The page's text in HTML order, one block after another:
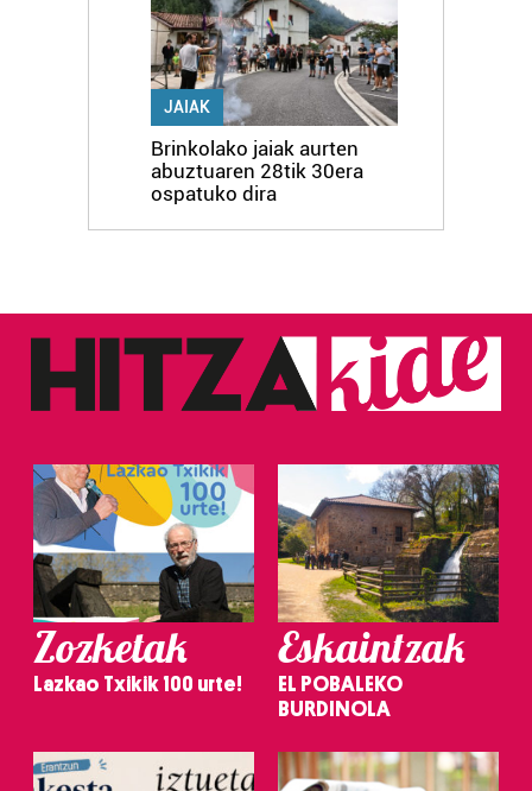
JAIAK
Brinkolako jaiak aurten
abuztuaren 28tik 30era
ospatuko dira
Zozketak
Lazkao Txikik 100 urte!
Eskaintzak
EL POBALEKO
BURDINOLA